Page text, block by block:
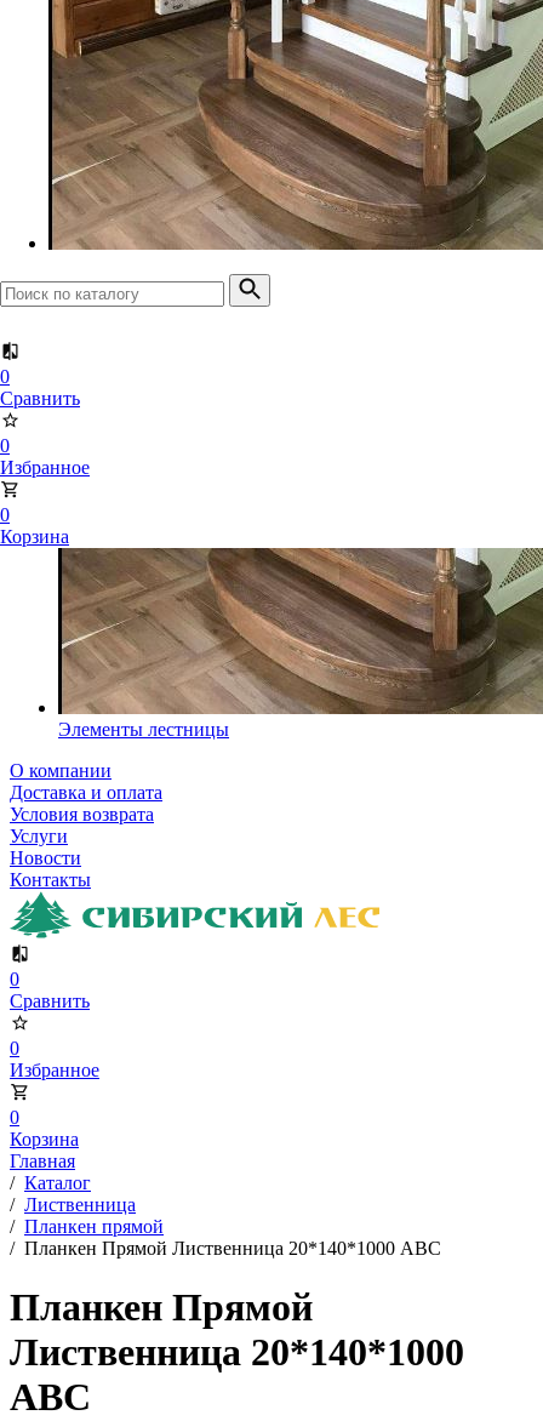
0
Сравнить
0
Избранное
0
Корзина
Планкен прямой
Планкен скошенный
Элементы лестницы
О компании
Доставка и оплата
Условия возврата
Услуги
Новости
Контакты
0
Сравнить
0
Избранное
0
Корзина
Главная
/ Каталог
/ Лиственница
/ Планкен прямой
/ Планкен Прямой Лиственница 20*140*1000 АВС
Планкен Прямой
Лиственница 20*140*1000
АВС